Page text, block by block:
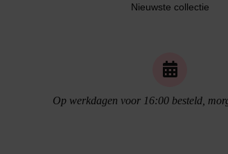
Nieuwste collectie
Op werkdagen voor 16:00 besteld,